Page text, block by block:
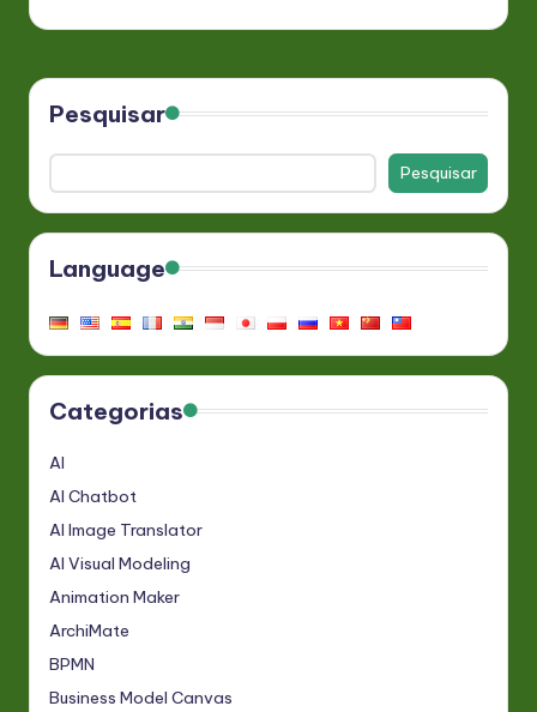
Pesquisar
Pesquisar
Language
Categorias
AI
AI Chatbot
AI Image Translator
AI Visual Modeling
Animation Maker
ArchiMate
BPMN
Business Model Canvas